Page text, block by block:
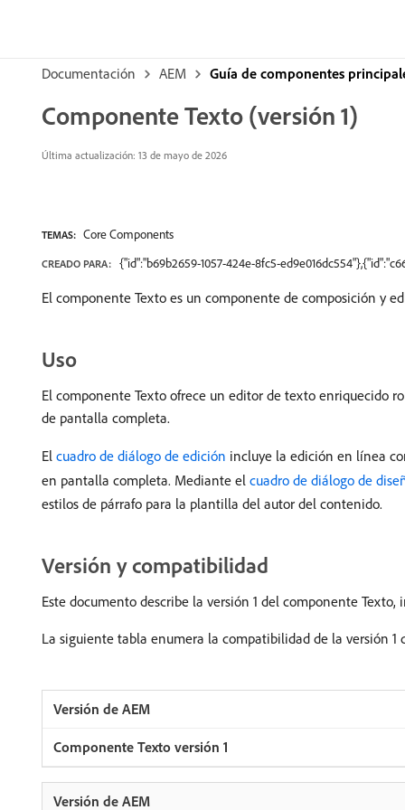
Documentación AEM Guía de componentes
Componente Texto (versión 1)
Última actualización: 13 de mayo de 2026
TEMAS: Core Components
CREADO PARA: {"id":"b69b2659-1057-424e-8fc5-
El componente Texto es un componente de composición y
Uso
El componente Texto ofrece un editor de texto enriquecido
de pantalla completa.
El cuadro de diálogo de edición incluye la edición en línea
en pantalla completa. Mediante el cuadro de diálogo de
estilos de párrafo para la plantilla del autor del contenido.
Versión y compatibilidad
Este documento describe la versión 1 del componente
La siguiente tabla enumera la compatibilidad de la versión 1